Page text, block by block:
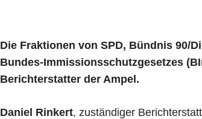
Die Fraktionen von SPD, Bündnis 90/
Bundes-Immissionsschutzgesetzes
Berichterstatter der Ampel.
Daniel Rinkert, zuständiger